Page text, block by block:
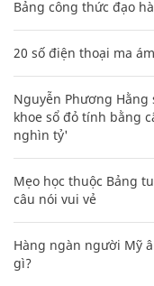
Bảng công thức đạo
20 số điện thoại ma
Nguyễn Phương
khoe sổ đỏ tính bằng
nghìn tỷ'
Mẹo học thuộc Bảng
câu nói vui vẻ
Hàng ngàn người Mỹ
gì?